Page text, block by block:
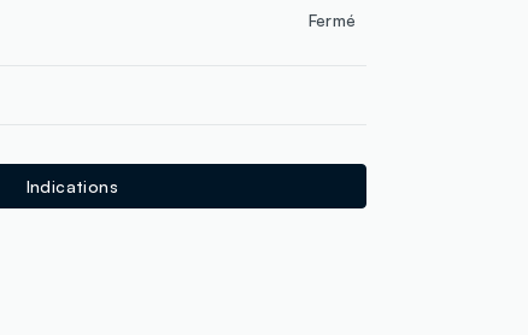
Fermé
Indications